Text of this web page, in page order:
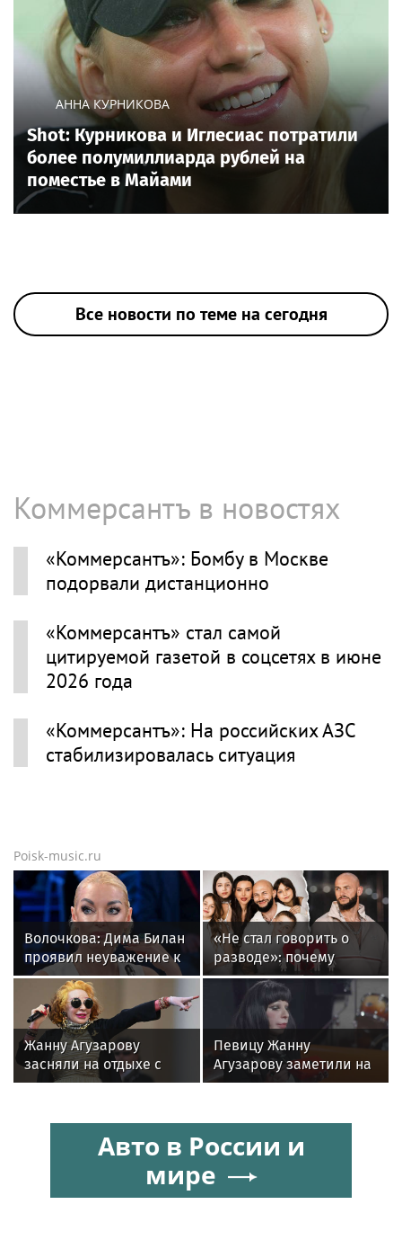
АННА КУРНИКОВА
Shot: Курникова и Иглесиас потратили
более полумиллиарда рублей на
поместье в Майами
Все новости по теме на сегодня
Коммерсантъ в новостях
«Коммерсантъ»: Бомбу в Москве
подорвали дистанционно
«Коммерсантъ» стал самой
цитируемой газетой в соцсетях в июне
2026 года
«Коммерсантъ»: На российских АЗС
стабилизировалась ситуация
Poisk-music.ru
Волочкова: Дима Билан
проявил неуважение к
зрителям на своем
концерте в Москве
«Не стал говорить о
разводе»: почему
Джиган после
расставания
неожиданно сделал
главным своих детей
Жанну Агузарову
засняли на отдыхе с
22‑летним другом
Певицу Жанну
Агузарову заметили на
отдыхе в загородном
другом
Авто в России и
мире